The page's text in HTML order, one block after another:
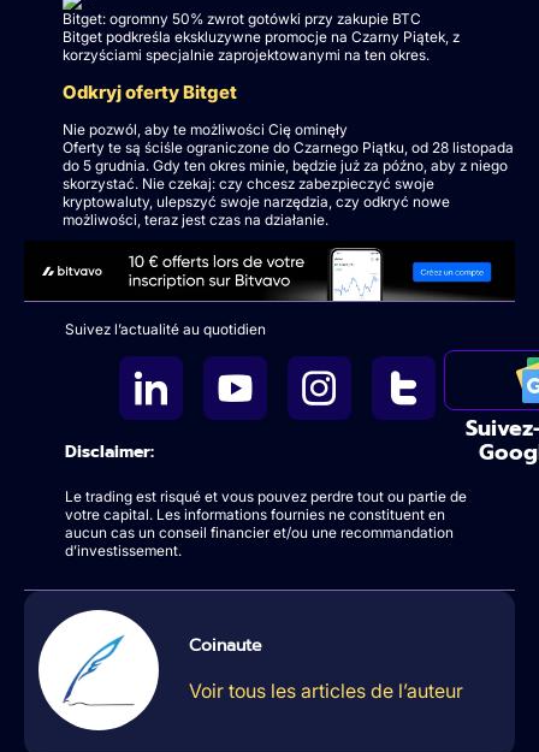
Bitget: ogromny 50% zwrot gotówki przy zakupie BTC
Bitget podkreśla ekskluzywne promocje na Czarny Piątek, z
korzyściami specjalnie zaprojektowanymi na ten okres.
Odkryj oferty Bitget
Nie pozwól, aby te możliwości Cię ominęły
Oferty te są ściśle ograniczone do Czarnego Piątku, od 28 listopada
do 5 grudnia. Gdy ten okres minie, będzie już za późno, aby z niego
skorzystać. Nie czekaj: czy chcesz zabezpieczyć swoje
kryptowaluty, ulepszyć swoje narzędzia, czy odkryć nowe
możliwości, teraz jest czas na działanie.
Suivez l’actualité au quotidien
Disclaimer:
Le trading est risqué et vous pouvez perdre tout ou partie de
votre capital. Les informations fournies ne constituent en
aucun cas un conseil financier et/ou une recommandation
d’investissement.
Coinaute
Voir tous les articles de l’auteur